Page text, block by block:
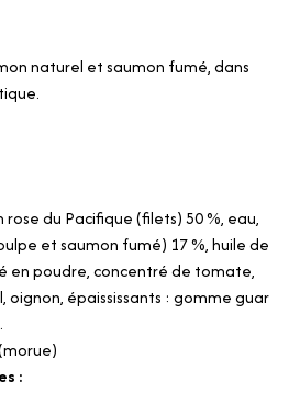
naturel et saumon fumé, dans
rose du Pacifique (filets) 50 %, eau,
et saumon fumé) 17 %, huile de
en poudre, concentré de tomate,
oignon, épaississants : gomme guar
: